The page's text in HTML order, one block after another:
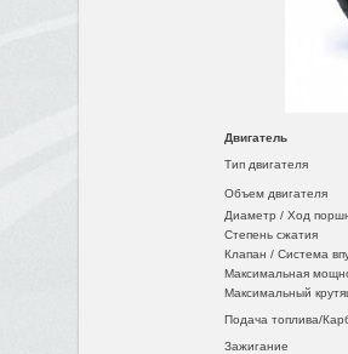
Двигатель
Тип двигателя
Объем двигателя
Диаметр / Ход
Степень сжатия
Клапан / Система
Максимальная
Максимальный
Подача топлива/
Зажигание